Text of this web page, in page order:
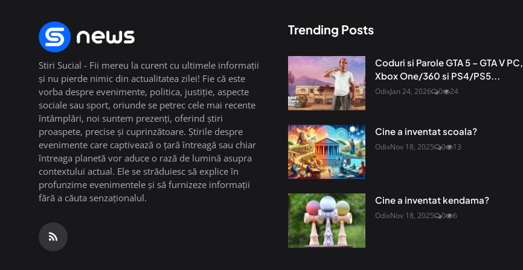
Stiri Sucial - Fii mereu la curent cu ultimele informații
și nu pierde nimic din actualitatea zilei! Fie că este
vorba despre evenimente, politica, justiție, aspecte
sociale sau sport, oriunde se petrec cele mai recente
întâmplări, noi suntem prezenți, oferind știri
proaspete, precise și cuprinzătoare. Știrile despre
evenimente care captivează o țară întreagă sau chiar
întreaga planetă vor aduce o rază de lumină asupra
contextului actual. Ele se străduiesc să explice în
profunzime evenimentele și să furnizeze informații
fără a căuta senzaționalul.
Trending Posts
Coduri si Parole GTA 5 – GTA V PC,
Xbox One/360 si PS4/PS5...
OdixJan 24, 2026 0 24
Cine a inventat scoala?
OdixNov 18, 2025 0 13
Cine a inventat kendama?
OdixNov 18, 2025 0 6